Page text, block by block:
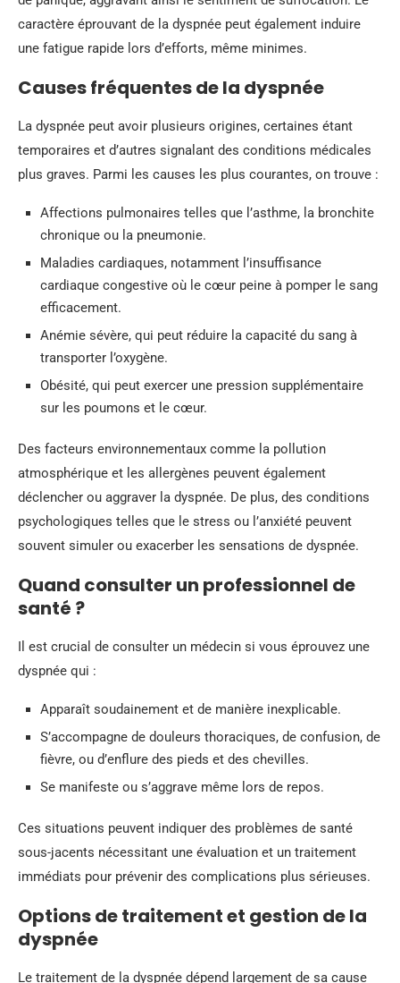
caractère éprouvant de la dyspnée peut également induire
une fatigue rapide lors d’efforts, même minimes.
Causes fréquentes de la dyspnée
La dyspnée peut avoir plusieurs origines, certaines étant
temporaires et d’autres signalant des conditions médicales
plus graves. Parmi les causes les plus courantes, on trouve :
Affections pulmonaires telles que l’asthme, la bronchite
chronique ou la pneumonie.
Maladies cardiaques, notamment l’insuffisance
cardiaque congestive où le cœur peine à pomper le sang
efficacement.
Anémie sévère, qui peut réduire la capacité du sang à
transporter l’oxygène.
Obésité, qui peut exercer une pression supplémentaire
sur les poumons et le cœur.
Des facteurs environnementaux comme la pollution
atmosphérique et les allergènes peuvent également
déclencher ou aggraver la dyspnée. De plus, des conditions
psychologiques telles que le stress ou l’anxiété peuvent
souvent simuler ou exacerber les sensations de dyspnée.
Quand consulter un professionnel de
santé ?
Il est crucial de consulter un médecin si vous éprouvez une
dyspnée qui :
Apparaît soudainement et de manière inexplicable.
S’accompagne de douleurs thoraciques, de confusion, de
fièvre, ou d’enflure des pieds et des chevilles.
Se manifeste ou s’aggrave même lors de repos.
Ces situations peuvent indiquer des problèmes de santé
sous-jacents nécessitant une évaluation et un traitement
immédiats pour prévenir des complications plus sérieuses.
Options de traitement et gestion de la
dyspnée
Le traitement de la dyspnée dépend largement de sa cause